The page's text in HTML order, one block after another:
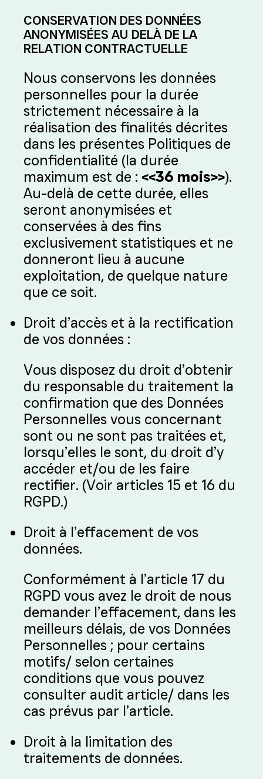
CONSERVATION DES DONNÉES
ANONYMISÉES AU DELÀ DE LA
RELATION CONTRACTUELLE
Nous conservons les données
personnelles pour la durée
strictement nécessaire à la
réalisation des finalités décrites
dans les présentes Politiques de
confidentialité (la durée
maximum est de : <<36 mois>>).
Au-delà de cette durée, elles
seront anonymisées et
conservées à des fins
exclusivement statistiques et ne
donneront lieu à aucune
exploitation, de quelque nature
que ce soit.
Droit d’accès et à la rectification
de vos données :
Vous disposez du droit d’obtenir
du responsable du traitement la
confirmation que des Données
Personnelles vous concernant
sont ou ne sont pas traitées et,
lorsqu’elles le sont, du droit d’y
accéder et/ou de les faire
rectifier. (Voir articles 15 et 16 du
RGPD.)
Droit à l’effacement de vos
données.
Conformément à l’article 17 du
RGPD vous avez le droit de nous
demander l’effacement, dans les
meilleurs délais, de vos Données
Personnelles ; pour certains
motifs/ selon certaines
conditions que vous pouvez
consulter audit article/ dans les
cas prévus par l’article.
Droit à la limitation des
traitements de données.